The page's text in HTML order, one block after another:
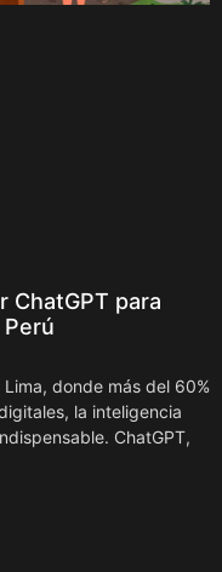
ChatGPT para
donde más del 60%
la inteligencia
ChatGPT,